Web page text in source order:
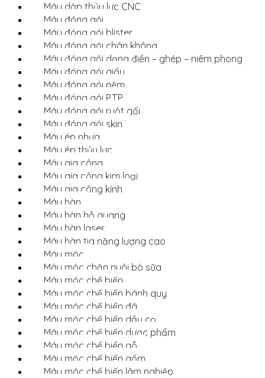
Máy dập thủy lực CNC
Máy đóng gói
Máy đóng gói blister
Máy đóng gói chân không
Máy đóng gói dạng điền – ghép – niêm phong
Máy đóng gói giấy
Máy đóng gói nệm
Máy đóng gói P.T.P
Máy đóng gói ruột gối
Máy đóng gói skin
Máy ép nhựa
Máy ép thủy lực
Máy gia công
Máy gia công kim loại
Máy gia công kính
Máy hàn
Máy hàn hồ quang
Máy hàn laser
Máy hàn tia năng lượng cao
Máy móc
Máy móc chăn nuôi bò sữa
Máy móc chế biến
Máy móc chế biến bánh quy
Máy móc chế biến đá
Máy móc chế biến dầu cọ
Máy móc chế biến dược phẩm
Máy móc chế biến gỗ
Máy móc chế biến gốm
Máy móc chế biến lâm nghiệp